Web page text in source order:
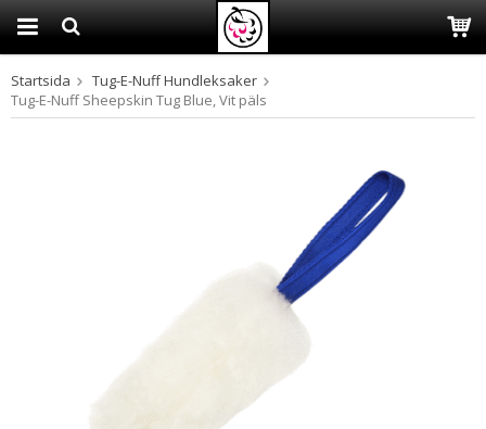
Produkten har blivit tillagd i varukorgen
Startsida
Tug-E-Nuff Hundleksaker
Tug-E-Nuff Sheepskin Tug Blue, Vit päls